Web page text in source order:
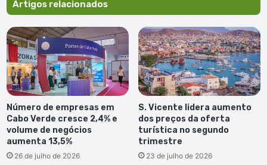
como
de
futebol
americano
Artigos relacionados
Número de empresas em
Cabo Verde cresce 2,4% e
volume de negócios
aumenta 13,5%
26 de julho de 2026
S. Vicente lidera aumento
dos preços da oferta
turística no segundo
trimestre
23 de julho de 2026